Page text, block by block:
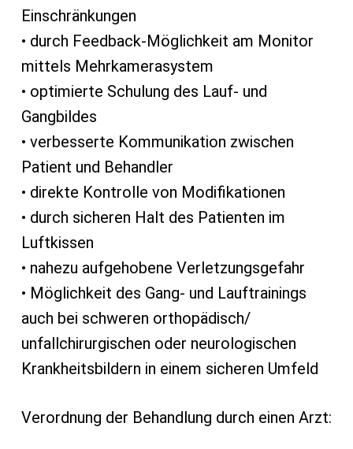
Einschränkungen
• durch Feedback-Möglichkeit am Monitor
mittels Mehrkamerasystem
• optimierte Schulung des Lauf- und
Gangbildes
• verbesserte Kommunikation zwischen
Patient und Behandler
• direkte Kontrolle von Modifikationen
• durch sicheren Halt des Patienten im
Luftkissen
• nahezu aufgehobene Verletzungsgefahr
• Möglichkeit des Gang- und Lauftrainings
auch bei schweren orthopädisch/
unfallchirurgischen oder neurologischen
Krankheitsbildern in einem sicheren Umfeld
Verordnung der Behandlung durch einen Arzt: